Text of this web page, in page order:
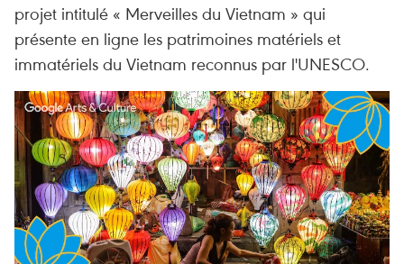
projet intitulé « Merveilles du Vietnam » qui
présente en ligne les patrimoines matériels et
immatériels du Vietnam reconnus par l'UNESCO.